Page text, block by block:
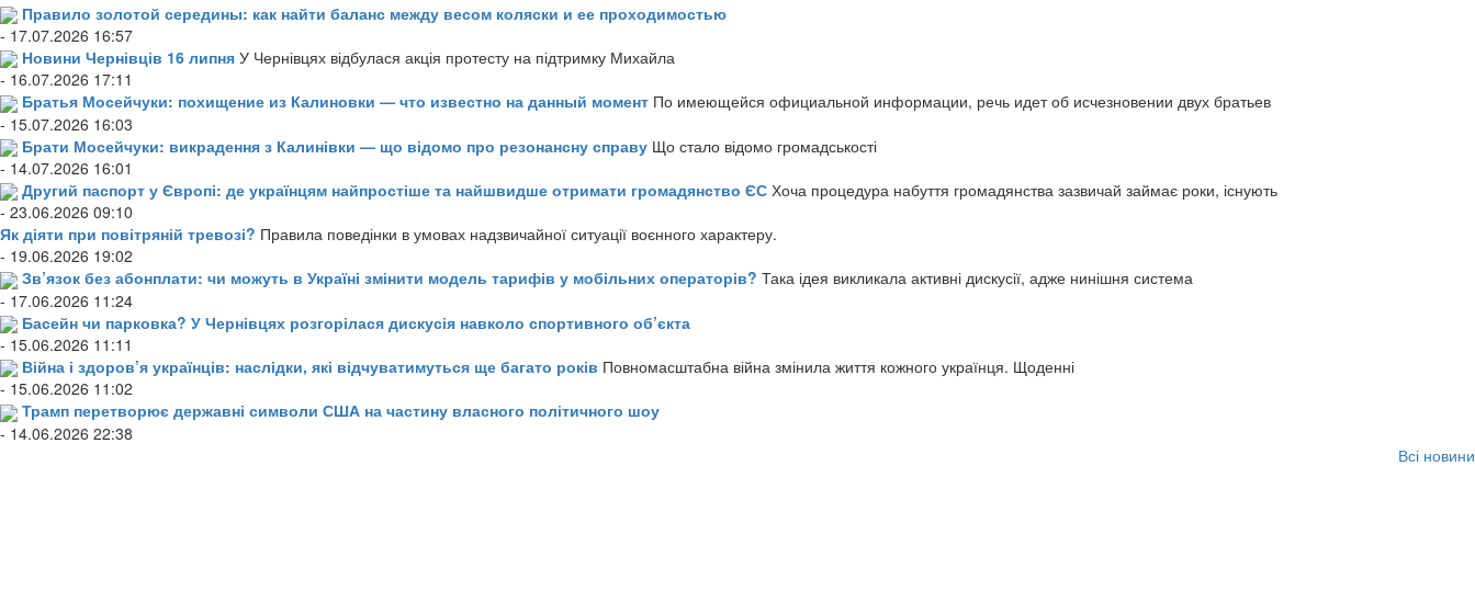
Правило золотой середины: как найти баланс между весом коляски и ее проходимостью
- 17.07.2026 16:57
Новини Чернівців 16 липня У Чернівцях відбулася акція протесту на підтримку Михайла
- 16.07.2026 17:11
Братья Мосейчуки: похищение из Калиновки — что известно на данный момент По имеющейся официальной информации, речь идет об исчезновении двух братьев
- 15.07.2026 16:03
Брати Мосейчуки: викрадення з Калинівки — що відомо про резонансну справу Що стало відомо громадськості
- 14.07.2026 16:01
Другий паспорт у Європі: де українцям найпростіше та найшвидше отримати громадянство ЄС Хоча процедура набуття громадянства зазвичай займає роки, існують
- 23.06.2026 09:10
Як діяти при повітряній тревозі? Правила поведінки в умовах надзвичайної ситуації воєнного характеру.
- 19.06.2026 19:02
Зв’язок без абонплати: чи можуть в Україні змінити модель тарифів у мобільних операторів? Така ідея викликала активні дискусії, адже нинішня система
- 17.06.2026 11:24
Басейн чи парковка? У Чернівцях розгорілася дискусія навколо спортивного об’єкта
- 15.06.2026 11:11
Війна і здоров’я українців: наслідки, які відчуватимуться ще багато років Повномасштабна війна змінила життя кожного українця. Щоденні
- 15.06.2026 11:02
Трамп перетворює державні символи США на частину власного політичного шоу
- 14.06.2026 22:38
Всі новини